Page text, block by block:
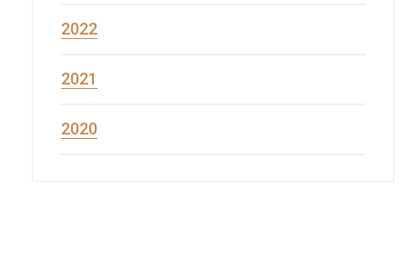
2022
2021
2020